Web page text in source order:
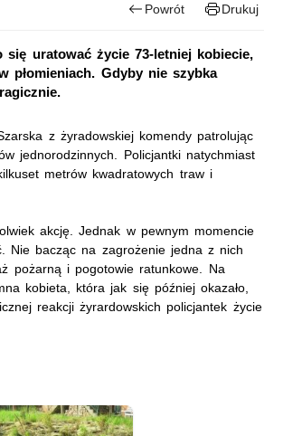
Powrót Drukuj
uratować życie 73-letniej kobiecie,
płomieniach. Gdyby nie szybka
z żyradowskiej komendy patrolując
jednorodzinnych. Policjantki natychmiast
metrów kwadratowych traw i
akcję. Jednak w pewnym momencie
Nie bacząc na zagrożenie jedna z nich
pożarną i pogotowie ratunkowe. Na
kobieta, która jak się później okazało,
reakcji żyrardowskich policjantek życie